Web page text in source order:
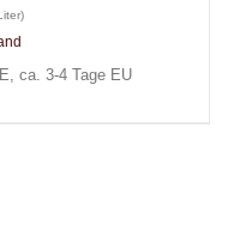
ca. 3-4 Tage EU